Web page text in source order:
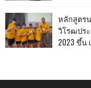
หลักสูตร
วิโรฒประ
2023 ขึ้น